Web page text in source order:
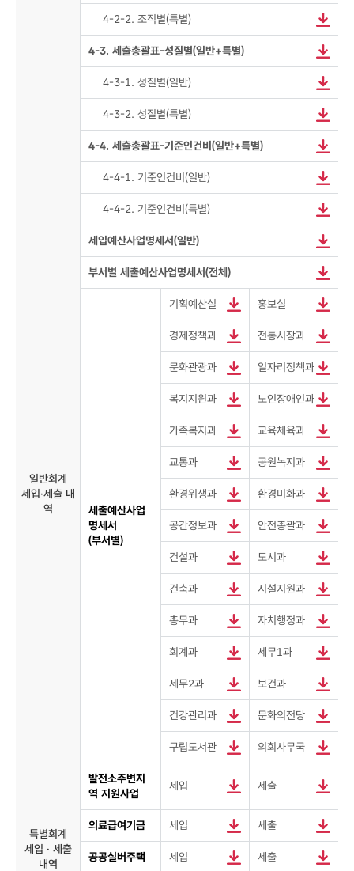
4-2-2. 조직별(특별)
4-3. 세출총괄표-성질별(일반+특별)
4-3-1. 성질별(일반)
4-3-2. 성질별(특별)
4-4. 세출총괄표-기준인건비(일반+특별)
4-4-1. 기준인건비(일반)
4-4-2. 기준인건비(특별)
일반회계
세입·세출 내
역
세입예산사업명세서(일반)
부서별 세출예산사업명세서(전체)
세출예산사업
명세서
(부서별)
기획예산실 홍보실
경제정책과 전통시장과
문화관광과 일자리정책과
복지지원과 노인장애인과
가족복지과 교육체육과
교통과 공원녹지과
환경위생과 환경미화과
공간정보과 안전총괄과
건설과 도시과
건축과 시설지원과
총무과 자치행정과
회계과 세무1과
세무2과 보건과
건강관리과 문화의전당
구립도서관 의회사무국
특별회계
세입 · 세출
내역
발전소주변지
역 지원사업
세입 세출
의료급여기금 세입 세출
공공실버주택 세입 세출